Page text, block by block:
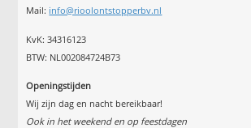
Mail: info@rioolontstopperbv.nl
KvK: 34316123
BTW: NL002084724B73
Openingstijden
Wij zijn dag en nacht bereikbaar!
Ook in het weekend en op feestdagen